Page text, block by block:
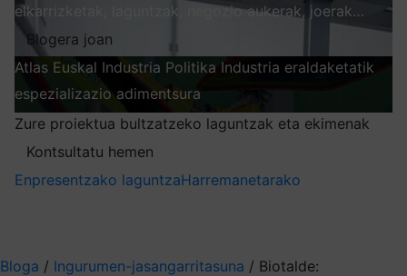
elkarrizketak, laguntzak, negozio aukerak, joerak…
Blogera joan
Atlas Euskal Industria Politika Industria eraldaketatik
espezializazio adimentsura
Zure proiektua bultzatzeko laguntzak eta ekimenak
Kontsultatu hemen
Enpresentzako laguntzaHarremanetarako
Bloga / Ingurumen-jasangarritasuna / Biotalde: